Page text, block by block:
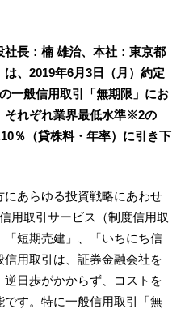
長：楠 雄治、本社：東京都
、2019年6月3日（月）約定
一般信用取引「無期限」にお
それぞれ業界最低水準※2の
％（貸株料・年率）に引き下
あらゆる投資戦略にあわせ
用取引サービス（制度信用取
短期売建」、「いちにち信
用取引は、証券金融会社を
日歩がかからず、コストを
す。特に一般信用取引「無